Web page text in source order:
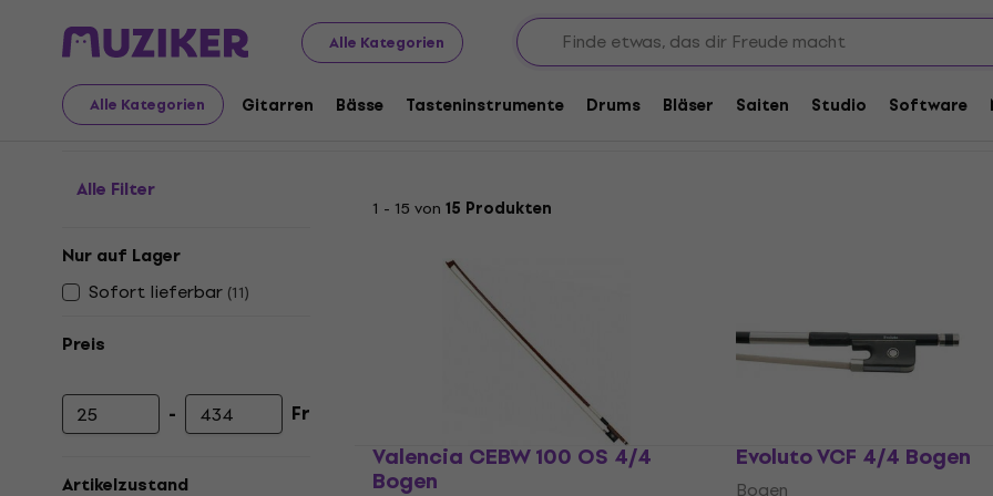
Alle Kategorien
Alle Kategorien Gitarren Bässe Tasteninstrumente Drums Bläser Saiten Studio Software
Musikinstrumente Streicher Zubehör für Celli Bögen für Celli
Bögen für Celli
Alle Filter
Nur auf Lager
Sofort lieferbar (11)
Preis
Mindestpreis
- HöchstpreisFr
Artikelzustand
1 - 15 von 15 Produkten
Valencia CEBW 100 OS 4/4
Bogen
Evoluto VCF 4/4 Bogen
Bogen